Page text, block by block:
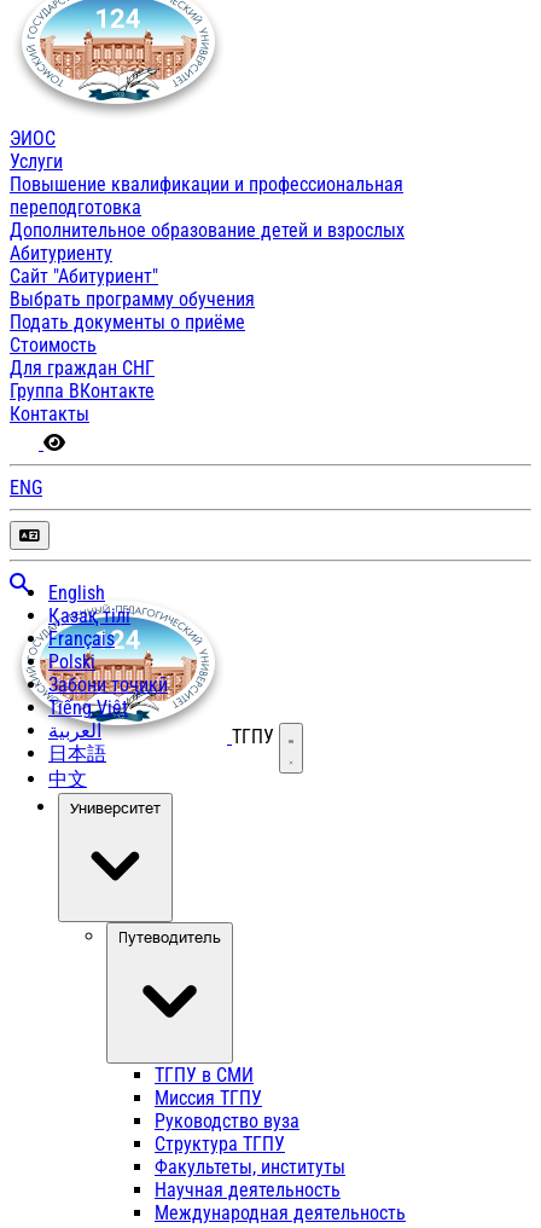
ЭИОС
Услуги
Повышение квалификации и профессиональная
переподготовка
Дополнительное образование детей и взрослых
Абитуриенту
Сайт "Абитуриент"
Выбрать программу обучения
Подать документы о приёме
Стоимость
Для граждан СНГ
Группа ВКонтакте
Контакты
ENG
English
Қазақ тілі
Français
Polski
Забони тоҷикӣ
Tiếng Việt
العربية
日本語
中文
ТГПУ Открыть меню
Университет
Путеводитель
ТГПУ в СМИ
Миссия ТГПУ
Руководство вуза
Структура ТГПУ
Факультеты, институты
Научная деятельность
Международная деятельность